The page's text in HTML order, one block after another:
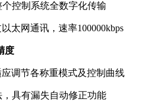
控制系统全数字化传输
以太网通讯，速率100000kbps
度
调节各称重模式及控制曲线
具有漏失自动修正功能